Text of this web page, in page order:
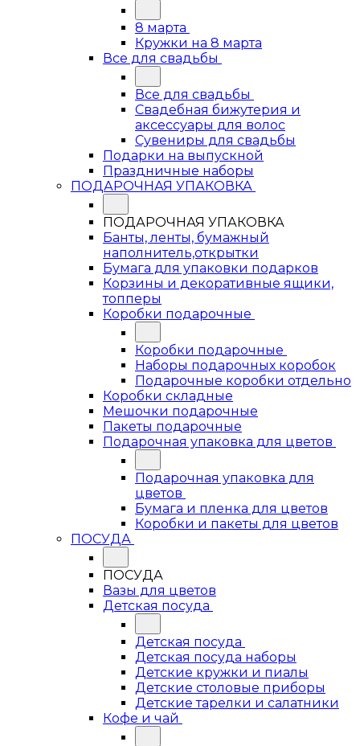
8 марта
Кружки на 8 марта
Все для свадьбы
Все для свадьбы
Свадебная бижутерия и
аксессуары для волос
Сувениры для свадьбы
Подарки на выпускной
Праздничные наборы
ПОДАРОЧНАЯ УПАКОВКА
ПОДАРОЧНАЯ УПАКОВКА
Банты, ленты, бумажный
наполнитель,открытки
Бумага для упаковки подарков
Корзины и декоративные ящики,
топперы
Коробки подарочные
Коробки подарочные
Наборы подарочных коробок
Подарочные коробки отдельно
Коробки складные
Мешочки подарочные
Пакеты подарочные
Подарочная упаковка для цветов
Подарочная упаковка для
цветов
Бумага и пленка для цветов
Коробки и пакеты для цветов
ПОСУДА
ПОСУДА
Вазы для цветов
Детская посуда
Детская посуда
Детская посуда наборы
Детские кружки и пиалы
Детские столовые приборы
Детские тарелки и салатники
Кофе и чай